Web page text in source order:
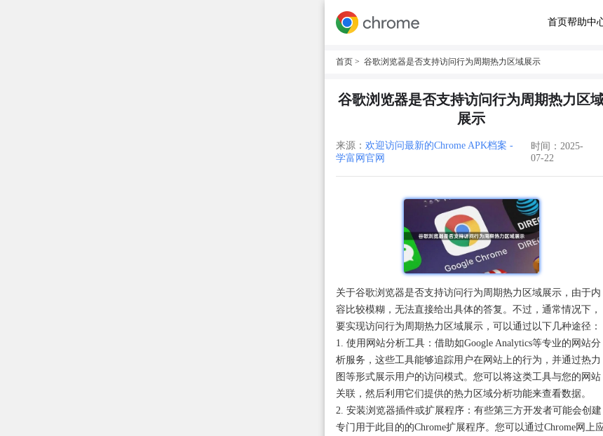
首页帮助中
首页 > 谷歌浏览器是否支持访问行为周期热力区域展示
谷歌浏览器是否支持访问行为周期热力区
展示
来源： 欢迎访问最新的Chrome APK档案 -
学富网官网
时间：2025-
07-22
关于谷歌浏览器是否支持访问行为周期热力区域展示，由于内
容比较模糊，无法直接给出具体的答复。不过，通常情况下，
要实现访问行为周期热力区域展示，可以通过以下几种途径：
1. 使用网站分析工具：借助如Google Analytics等专业的网站分
析服务，这些工具能够追踪用户在网站上的行为，并通过热力
图等形式展示用户的访问模式。您可以将这类工具与您的网站
关联，然后利用它们提供的热力区域分析功能来查看数据。
2. 安装浏览器插件或扩展程序：有些第三方开发者可能会创建
专门用于此目的的Chrome扩展程序。您可以通过Chrome网上